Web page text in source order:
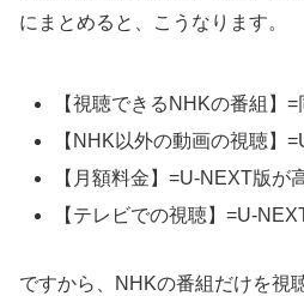
にまとめると、こうなります。
【視聴できるNHKの番組】=
【NHK以外の動画の視聴】
【月額料金】=U-NEXT版が
【テレビでの視聴】=U-
ですから、NHKの番組だけを視